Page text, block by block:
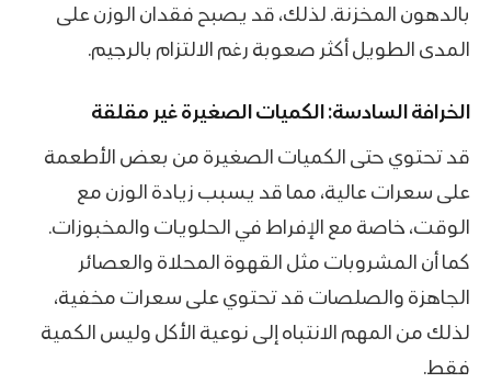
بالدهون المخزنة. لذلك، قد يصبح فقدان الوزن على
المدى الطويل أكثر صعوبة رغم الالتزام بالرجيم.
الخرافة السادسة: الكميات الصغيرة غير مقلقة
قد تحتوي حتى الكميات الصغيرة من بعض الأطعمة
على سعرات عالية، مما قد يسبب زيادة الوزن مع
الوقت، خاصة مع الإفراط في الحلويات والمخبوزات.
كما أن المشروبات مثل القهوة المحلاة والعصائر
الجاهزة والصلصات قد تحتوي على سعرات مخفية،
لذلك من المهم الانتباه إلى نوعية الأكل وليس الكمية
فقط.